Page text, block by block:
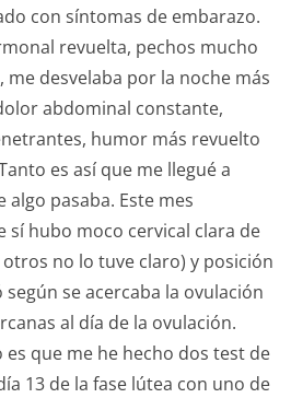
con síntomas de embarazo.
revuelta, pechos mucho
me desvelaba por la noche más
abdominal constante,
humor más revuelto
es así que me llegué a
algo pasaba. Este mes
sí hubo moco cervical clara de
no lo tuve claro) y posición
según se acercaba la ovulación
al día de la ovulación.
es que me he hecho dos test de
13 de la fase lútea con uno de